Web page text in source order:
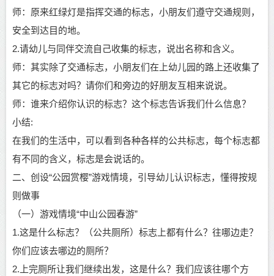
师：原来红绿灯是指挥交通的标志，小朋友们遵守交通规则，
安全到达目的地。
2.请幼儿与同伴交流自己收集的标志，说出名称和含义。
师：其实除了交通标志，小朋友们在上幼儿园的路上还收集了
其它的标志对吗？请你们和旁边的好朋友互相来说说。
师：谁来介绍你认识的标志？这个标志告诉我们什么信息？
小结:
在我们的生活中，可以看到各种各样的公共标志，每个标志都
有不同的含义，标志是会说话的。
二、创设“公园赏樱”游戏情境，引导幼儿认识标志，懂得按规
则做事
（一）游戏情境“中山公园春游”
1.这是什么标志？（公共厕所）标志上都有什么？往哪边走？
你们应该去哪边的厕所？
2.上完厕所让我们继续出发，这是什么？我们应该往哪个方